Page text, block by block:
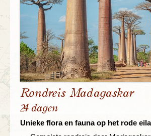
Rondreis Madagaskar
24 dagen
Unieke flora en fauna op het rode